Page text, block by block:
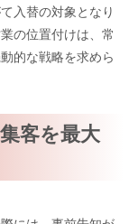
入替の対象となり
の位置付けは、常
的な戦略を求めら
客を最大